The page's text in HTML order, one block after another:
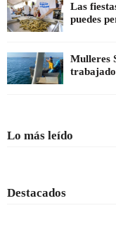
Las
puedes
Mulleres
Lo más leído
Destacados